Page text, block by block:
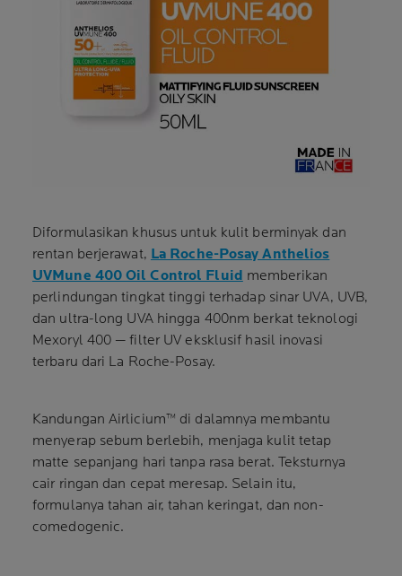
Diformulasikan khusus untuk kulit berminyak dan
rentan berjerawat, La Roche-Posay Anthelios
UVMune 400 Oil Control Fluid memberikan
perlindungan tingkat tinggi terhadap sinar UVA, UVB,
dan ultra-long UVA hingga 400nm berkat teknologi
Mexoryl 400 — filter UV eksklusif hasil inovasi
terbaru dari La Roche-Posay.
Kandungan Airlicium™ di dalamnya membantu
menyerap sebum berlebih, menjaga kulit tetap
matte sepanjang hari tanpa rasa berat. Teksturnya
cair ringan dan cepat meresap. Selain itu,
formulanya tahan air, tahan keringat, dan non-
comedogenic.